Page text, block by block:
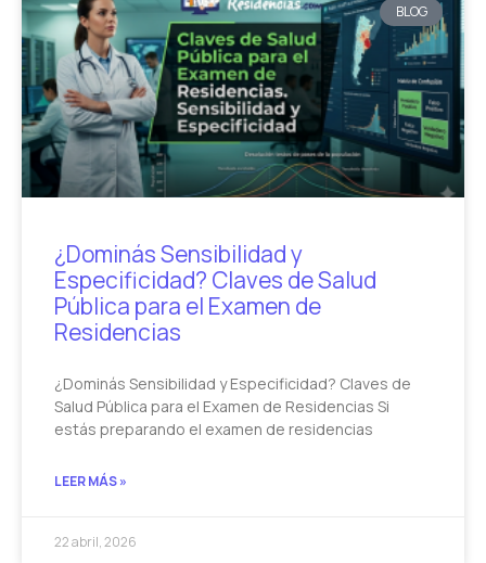
BLOG
¿Dominás Sensibilidad y
Especificidad? Claves de Salud
Pública para el Examen de
Residencias
¿Dominás Sensibilidad y Especificidad? Claves de
Salud Pública para el Examen de Residencias Si
estás preparando el examen de residencias
LEER MÁS »
22 abril, 2026